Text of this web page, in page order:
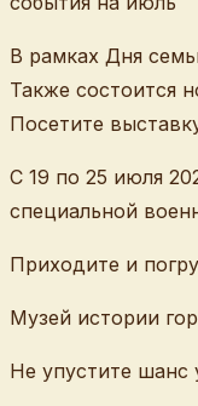
В рамках Дня
Также состоится
Посетите
С 19 по 25 июля
специальной
Приходите и
Музей истории
Не упустите шанс